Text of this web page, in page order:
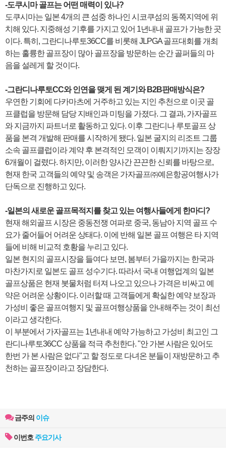
-도쿠시마 골프는 어떤 매력이 있나?
도쿠시마는 일본 4개의 큰 섬중 하나인 시코쿠섬의 동쪽지역에 위
치해 있다. 지중해성 기후를 가지고 있어 1년내내 골프가 가능한 곳
이다. 특히, 그란디나루토36CC를 비롯해 JLPGA 골프대회를 개최
하는 훌륭한 골프장이 많아 골프장을 방문하는 순간 골퍼들의 마
음을 설레게 할 것이다.
-그란디나루토CC와 인연을 맺게 된 계기와 B2B판매방식은?
우연한 기회에 다카마츠에 거주하고 있는 지인 추천으로 이곳 골
프클럽을 방문해 담당 지배인과 미팅을 가졌다. 그 결과, 가자골프
와 지금까지 파트너로 활동하고 있다. 이후 그란디나 루토골프 상
품을 본격 개발해 판매를 시작하게 됐다. 일본 굴지의 리조트 그룹
소속 골프클럽이라 계약 후 본격적인 모객이 이뤄지기까지는 장장
6개월이 걸렸다. 하지만, 이러한 양사간 끈끈한 신뢰를 바탕으로,
현재 한국 고객들의 예약 및 송객은 가자골프㈜예은항공여행사가
단독으로 진행하고 있다.
-일본의 새로운 골프목적지를 찾고 있는 여행사들에게 한마디?
현재 해외골프 시장은 중동전쟁 여파로 중국, 동남아 지역 골프 수
요가 줄어들어 어려운 상태다. 이에 반해 일본 골프 여행은 타 지역
들에 비해 비교적 호황을 누리고 있다.
일본 현지의 골프시장을 들여다 보면, 봄부터 가을까지는 한국과
마찬가지로 일본도 골프 성수기다. 따라서 국내 여행업계의 일본
골프상품은 현재 봇물처럼 터져 나오고 있으나 가격은 비싸고 예
약은 어려운 상황이다. 이러할 때 고객들에게 확실한 예약 보장과
가성비 좋은 골프여행지 및 골프여행상품을 안내해주는 것이 최선
이라고 생각한다.
이 부분에서 가자골프는 1년내내 예약 가능하고 가성비 최고인 그
란디나루토36CC 상품을 적극 추천한다. "안 가본 사람은 있어도
한번 가 본 사람은 없다"고 할 정도로 다녀온 분들이 재방문하고 추
천하는 골프장이라고 장담한다.
금주의 이슈
이번호 주요기사